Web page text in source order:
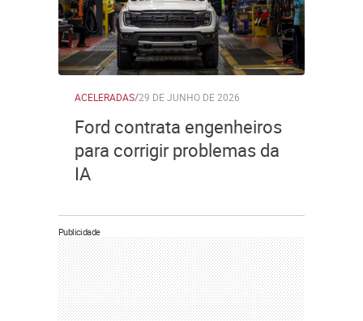
ACELERADAS/29 DE JUNHO DE 2026
Ford contrata engenheiros
para corrigir problemas da
IA
Publicidade